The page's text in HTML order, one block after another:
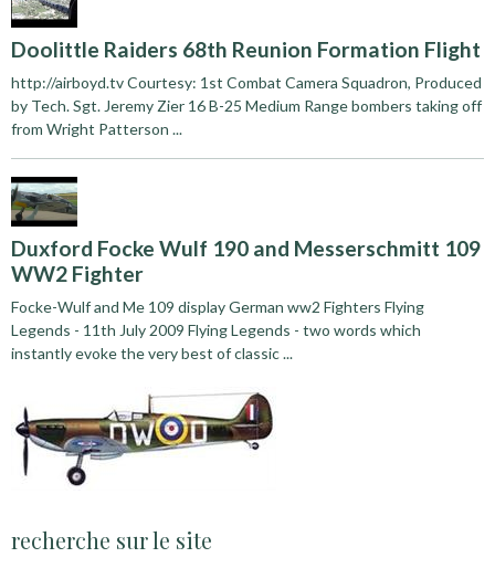
Doolittle Raiders 68th Reunion Formation Flight
http://airboyd.tv Courtesy: 1st Combat Camera Squadron, Produced
by Tech. Sgt. Jeremy Zier 16 B-25 Medium Range bombers taking off
from Wright Patterson ...
Duxford Focke Wulf 190 and Messerschmitt 109
WW2 Fighter
Focke-Wulf and Me 109 display German ww2 Fighters Flying
Legends - 11th July 2009 Flying Legends - two words which
instantly evoke the very best of classic ...
recherche sur le site